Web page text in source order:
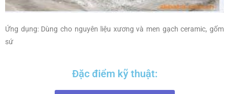
Ứng dụng: Dùng cho nguyên liệu xương và men gạch ceramic, gốm
sứ
Đặc điểm kỹ thuật: